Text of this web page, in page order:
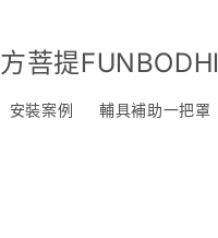
方菩提FUNBODHI
安裝案例 輔具補助一把罩